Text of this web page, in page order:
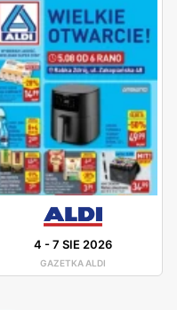
aby zawsze być na
W
renomowanych
i niezawodność.
doradztwo techniczne
jest niezwykle ważne
że dokonali
Alsenjest
znajdują się w
do oferty. Sieć
jak i sklep
zakupy z dowolnego
4 -7 SIE 2026
GAZETKA ALDI